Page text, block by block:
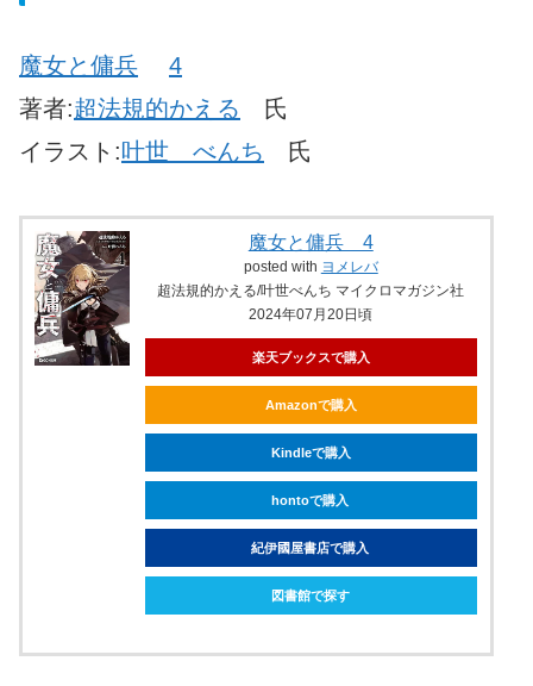
魔女と傭兵
4
著者:超法規的かえる 氏
イラスト:叶世 べんち 氏
魔女と傭兵 4
posted with ヨメレバ
超法規的かえる/叶世べんち マイクロマガジン社
2024年07月20日頃
楽天ブックスで購入
Amazonで購入
Kindleで購入
hontoで購入
紀伊國屋書店で購入
図書館で探す